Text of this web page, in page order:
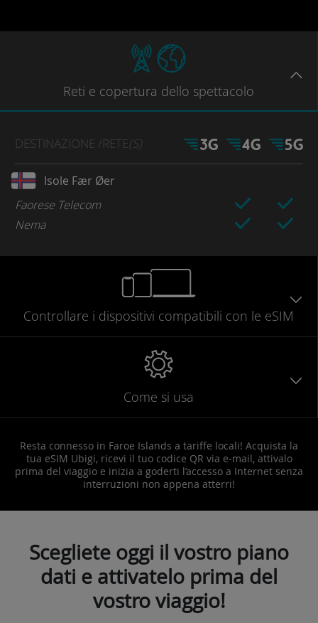
Reti e copertura dello spettacolo
DESTINAZIONE /RETE(S)
Isole Fær Øer
Faorese Telecom
Nema
Controllare i dispositivi compatibili con le eSIM
Come si usa
Resta connesso in Faroe Islands a tariffe locali! Acquista la
tua eSIM Ubigi, ricevi il tuo codice QR via e-mail, attivalo
prima del viaggio e inizia a goderti l’accesso a Internet senza
interruzioni non appena atterri!
Scegliete oggi il vostro piano
dati e attivatelo prima del
vostro viaggio!